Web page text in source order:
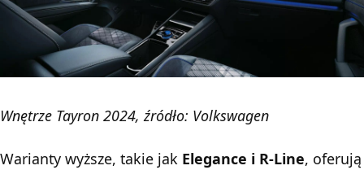
Wnętrze Tayron 2024, źródło: Volkswagen
Warianty wyższe, takie jak Elegance i R-Line, oferują